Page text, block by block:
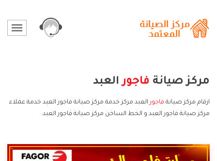
مركز صيانة فاجورالعبد
ارقام مركز صيانة فاجور العبد مركز خدمة مركز صيانة فاجور العبد خدمة عملاء
مركز صيانة فاجور العبد و الخط الساخن مركز صيانة فاجور العبد.